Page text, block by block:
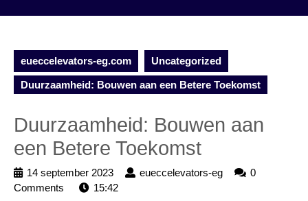
eueccelevators-eg.com Uncategorized
Duurzaamheid: Bouwen aan een Betere Toekomst
Duurzaamheid: Bouwen aan
een Betere Toekomst
14 september 2023
14
september
eueccelevators-eg
eueccelevators-
0
Comments
15:42